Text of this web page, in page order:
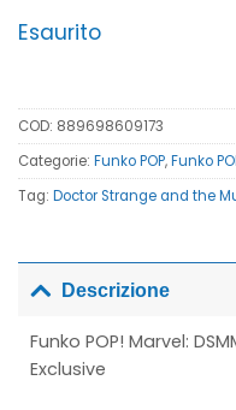
Esaurito
COD: 889698609173
Categorie: Funko POP,Funko
Tag: Doctor Strange and the
Descrizione
Funko POP! Marvel:
Exclusive